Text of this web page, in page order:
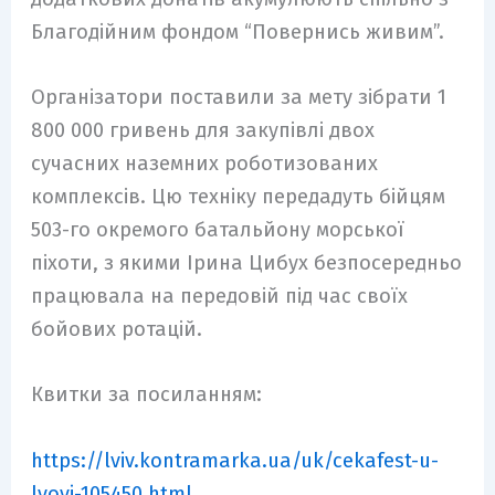
Благодійним фондом “Повернись живим”.
Організатори поставили за мету зібрати 1
800 000 гривень для закупівлі двох
сучасних наземних роботизованих
комплексів. Цю техніку передадуть бійцям
503-го окремого батальйону морської
піхоти, з якими Ірина Цибух безпосередньо
працювала на передовій під час своїх
бойових ротацій.
Квитки за посиланням:
https://lviv.kontramarka.ua/uk/cekafest-u-